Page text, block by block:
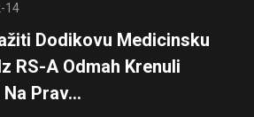
14
Dodikovu Medicinsku
RS-A Odmah Krenuli
Prav...